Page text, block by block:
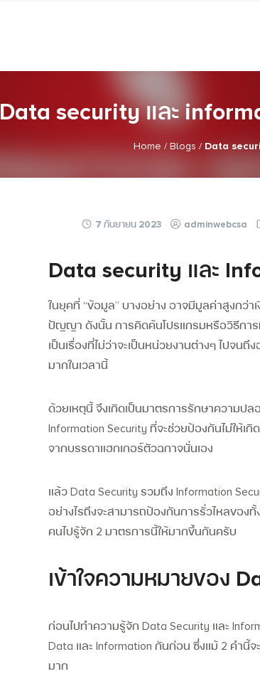
Data security และ
Home / Blogs / Data
7 กันยายน 2023 adminwebcsa
Data security และ
ในยุคที่ “ข้อมูล” บางอย่าง อาจมีมูลค่าสูงกว่า
ปัญญา ดังนั้น การคิดค้นโปรแกรมหรือวิธีกา
เป็นเรื่องที่ไม่ว่าจะเป็นหน่วยงานต่างๆ ไปจ
มากในเวลานี้
ด้วยเหตุนี้ จึงเกิดเป็นมาตรการรักษาความป
Information Security ที่จะช่วยป้องกันไม่ให้เกิ
จากบรรดาแฮกเกอร์ตัวฉกาจนั่นเอง
แล้ว Data Security รวมถึง Information
อย่างไรถึงจะสามารถป้องกันการรั่วไหลของ
คนไปรู้จัก 2 มาตรการนี้ให้มากขึ้นกันครับ
เข้าใจความหมายของ
ก่อนไปทำความรู้จัก Data Security และ
Data และ Information กันก่อน ซึ่งแม้ 2 คำ
มาก